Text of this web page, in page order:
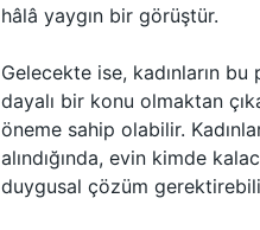
hâlâ yaygın bir görüştür.
Gelecekte ise, kadınların
dayalı bir konu olmaktan
öneme sahip olabilir.
alındığında, evin kimde
duygusal çözüm